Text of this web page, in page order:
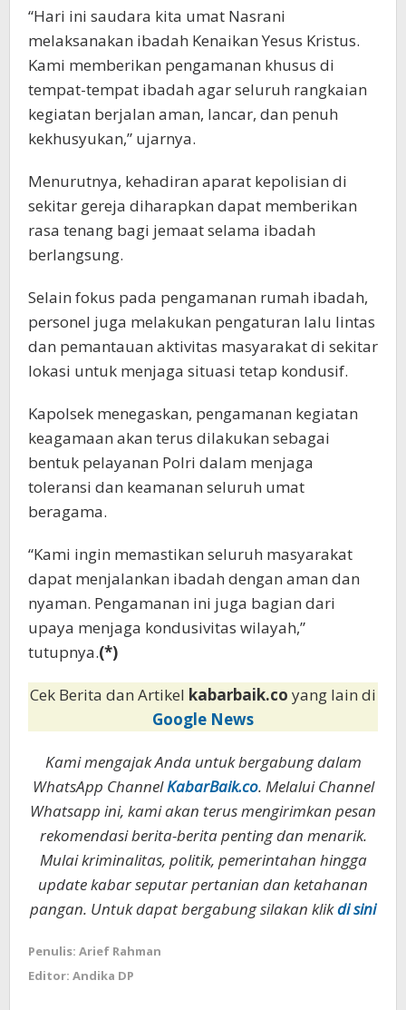
“Hari ini saudara kita umat Nasrani
melaksanakan ibadah Kenaikan Yesus Kristus.
Kami memberikan pengamanan khusus di
tempat-tempat ibadah agar seluruh rangkaian
kegiatan berjalan aman, lancar, dan penuh
kekhusyukan,” ujarnya.
Menurutnya, kehadiran aparat kepolisian di
sekitar gereja diharapkan dapat memberikan
rasa tenang bagi jemaat selama ibadah
berlangsung.
Selain fokus pada pengamanan rumah ibadah,
personel juga melakukan pengaturan lalu lintas
dan pemantauan aktivitas masyarakat di sekitar
lokasi untuk menjaga situasi tetap kondusif.
Kapolsek menegaskan, pengamanan kegiatan
keagamaan akan terus dilakukan sebagai
bentuk pelayanan Polri dalam menjaga
toleransi dan keamanan seluruh umat
beragama.
“Kami ingin memastikan seluruh masyarakat
dapat menjalankan ibadah dengan aman dan
nyaman. Pengamanan ini juga bagian dari
upaya menjaga kondusivitas wilayah,”
tutupnya.(*)
Cek Berita dan Artikel kabarbaik.co yang lain di
Google News
Kami mengajak Anda untuk bergabung dalam
WhatsApp ChannelKabarBaik.co. Melalui Channel
Whatsapp ini, kami akan terus mengirimkan pesan
rekomendasi berita-berita penting dan menarik.
Mulai kriminalitas, politik, pemerintahan hingga
update kabar seputar pertanian dan ketahanan
pangan. Untuk dapat bergabung silakan klikdi sini
Penulis: Arief Rahman
Editor: Andika DP